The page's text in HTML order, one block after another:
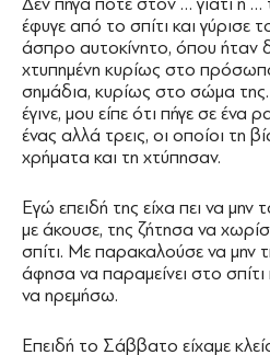
Δεν πήγα ποτέ στον … γιατί η
έφυγε από το σπίτι και γύρισε
άσπρο αυτοκίνητο, όπου ήταν
χτυπημένη κυρίως στο
σημάδια, κυρίως στο σώμα
έγινε, μου είπε ότι πήγε σε ένα
ένας αλλά τρεις, οι οποίοι τη
χρήματα και τη χτύπησαν.
Εγώ επειδή της είχα πει να μην
με άκουσε, της ζήτησα να
σπίτι. Με παρακαλούσε να μην
άφησα να παραμείνει στο
να ηρεμήσω.
Επειδή το Σάββατο είχαμε